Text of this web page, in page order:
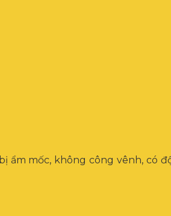
mốc, không công vênh, có